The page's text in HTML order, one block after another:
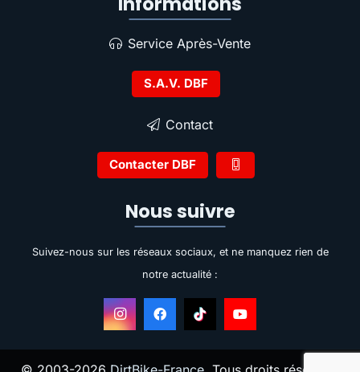
Service Après-Vente
S.A.V. DBF
Contact
Contacter DBF
Nous suivre
Suivez-nous sur les réseaux sociaux, et ne manquez rien de
notre actualité :